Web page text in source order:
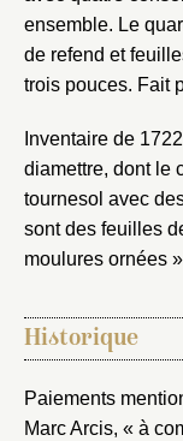
ensemble. Le
de refend et
trois pouces. Fait
Inventaire de
diamettre, dont le
tournesol avec
sont des feuilles
moulures ornées
Historique
Paiements
Marc Arcis, « à